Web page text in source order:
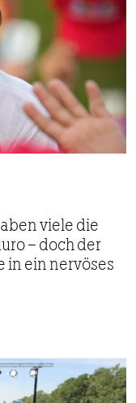
viele die
– doch der
in ein nervöses